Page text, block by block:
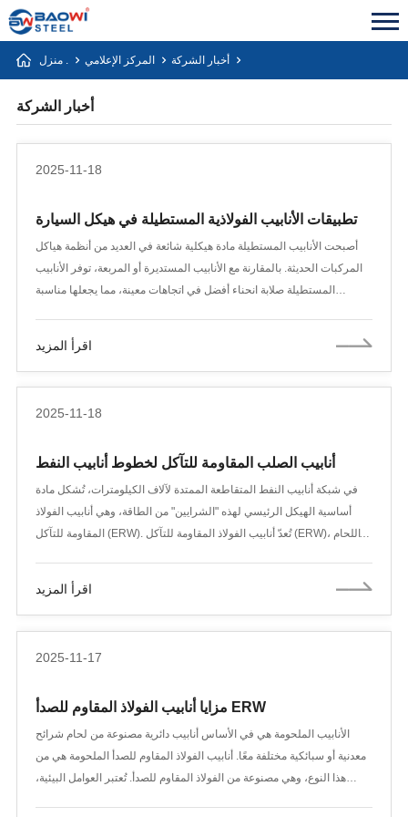
منزل . المركز الإعلامي أخبار الشركة
أخبار الشركة
2025-11-18
تطبيقات الأنابيب الفولاذية المستطيلة في هيكل السيارة
أصبحت الأنابيب المستطيلة مادة هيكلية شائعة في العديد من أنظمة هياكل
المركبات الحديثة. بالمقارنة مع الأنابيب المستديرة أو المربعة، توفر الأنابيب
المستطيلة صلابة انحناء أفضل في اتجاهات معينة، مما يجعلها مناسبة
اقرأ المزيد
2025-11-18
أنابيب الصلب المقاومة للتآكل لخطوط أنابيب النفط
في شبكة أنابيب النفط المتقاطعة الممتدة لآلاف الكيلومترات، تُشكل مادة
أساسية الهيكل الرئيسي لهذه "الشرايين" من الطاقة، وهي أنابيب الفولاذ
المقاومة للتآكل (ERW). تُعدّ أنابيب الفولاذ المقاومة للتآكل (ERW)، أو اللحام
اقرأ المزيد
2025-11-17
مزايا أنابيب الفولاذ المقاوم للصدأ ERW
الأنابيب الملحومة هي في الأساس أنابيب دائرية مصنوعة من لحام شرائح
معدنية أو سبائكية مختلفة معًا. أنابيب الفولاذ المقاوم للصدأ الملحومة هي من
هذا النوع، وهي مصنوعة من الفولاذ المقاوم للصدأ. تُعتبر العوامل البيئية،